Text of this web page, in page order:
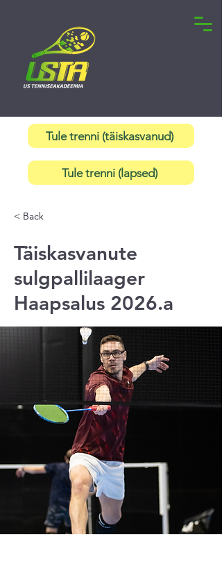
Tule trenni (täiskasvanud)
Tule trenni (lapsed)
< Back
Täiskasvanute
sulgpallilaager
Haapsalus 2026.a